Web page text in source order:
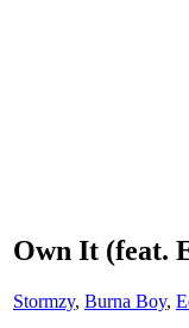
Own It (feat.
Stormzy, Burna Boy,